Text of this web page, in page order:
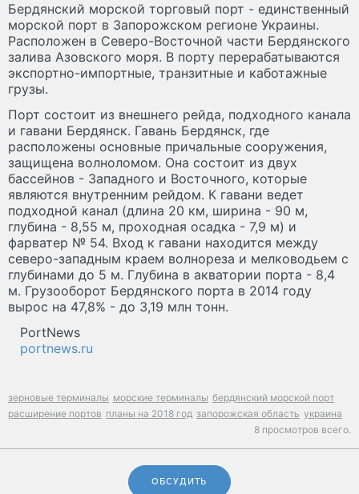
Бердянский морской торговый порт - единственный
морской порт в Запорожском регионе Украины.
Расположен в Северо-Восточной части Бердянского
залива Азовского моря. В порту перерабатываются
экспортно-импортные, транзитные и каботажные
грузы.
Порт состоит из внешнего рейда, подходного канала
и гавани Бердянск. Гавань Бердянск, где
расположены основные причальные сооружения,
защищена волноломом. Она состоит из двух
бассейнов - Западного и Восточного, которые
являются внутренним рейдом. К гавани ведет
подходной канал (длина 20 км, ширина - 90 м,
глубина - 8,55 м, проходная осадка - 7,9 м) и
фарватер № 54. Вход к гавани находится между
северо-западным краем волнореза и мелководьем с
глубинами до 5 м. Глубина в акватории порта - 8,4
м. Грузооборот Бердянского порта в 2014 году
вырос на 47,8% - до 3,19 млн тонн.
PortNews
portnews.ru
зерновые терминалы морские терминалы бердянский морской порт
расширение портов планы на 2018 год запорожская область украина
8 просмотров всего.
ОБСУДИТЬ